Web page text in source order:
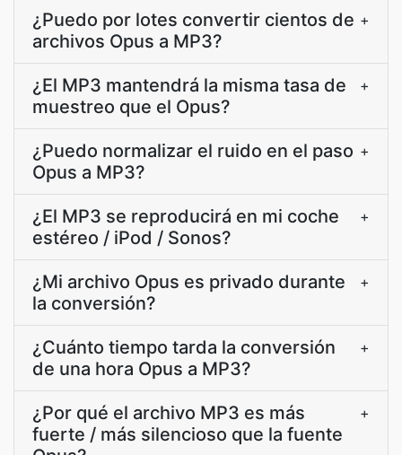
¿Puedo por lotes convertir cientos de
archivos Opus a MP3?
+
¿El MP3 mantendrá la misma tasa de
muestreo que el Opus?
+
¿Puedo normalizar el ruido en el paso
Opus a MP3?
+
¿El MP3 se reproducirá en mi coche
estéreo / iPod / Sonos?
+
¿Mi archivo Opus es privado durante
la conversión?
+
¿Cuánto tiempo tarda la conversión
de una hora Opus a MP3?
+
¿Por qué el archivo MP3 es más
fuerte / más silencioso que la fuente
+